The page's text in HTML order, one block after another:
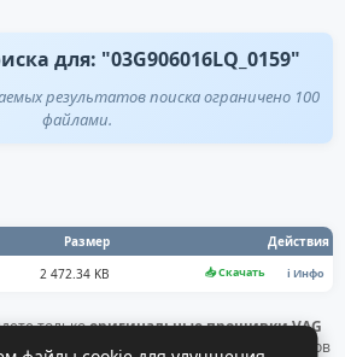
для: "03G906016LQ_0159"
результатов поиска ограничено 100
файлами.
Размер
Действия
2 472.34 KB 📥 Скачать ℹ️ Инфо
толькооригинальные прошивки VAG
получены напрямую с официальных серверов